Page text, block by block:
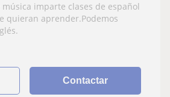
imparte clases de español
quieran aprender.Podemos
Contactar